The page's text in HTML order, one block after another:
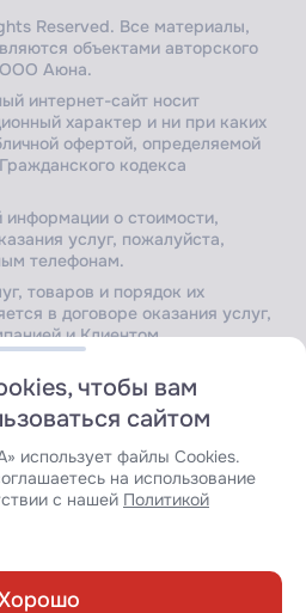
Reserved. Все материалы,
объектами авторского
ООО Аюна.
интернет-сайт носит
характер и ни при каких
офертой, определяемой
кодекса
информации о стоимости,
услуг, пожалуйста,
телефонам.
товаров и порядок их
в договоре оказания услуг,
и Клиентом.
Уведомление об
сервисом.
чтобы вам
сайтом
использует файлы Cookies.
на использование
с нашей Политикой